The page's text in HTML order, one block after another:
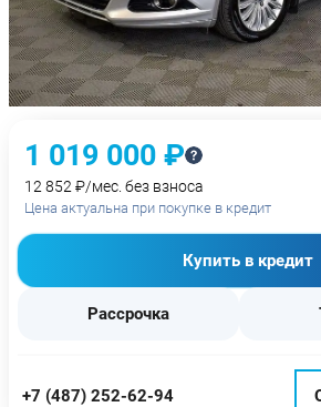
1 019 000 ₽
12 852 ₽/мес. без взноса
Цена актуальна при покупке в кредит
Купить в кредит
Рассрочка
+7 (487) 252-62-94